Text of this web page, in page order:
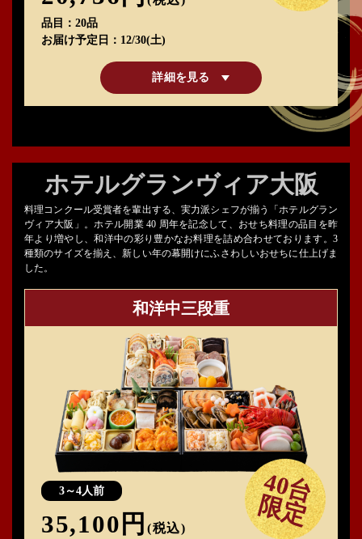
品目
20品
お届け予定日
12/30(土)
詳細を見る
ホテルグランヴィア大阪
料理コンクール受賞者を輩出する、実力派シェフが揃う「ホテルグラン
ヴィア大阪」。ホテル開業 40 周年を記念して、おせち料理の品目を昨
年より増やし、和洋中の彩り豊かなお料理を詰め合わせております。3
種類のサイズを揃え、新しい年の幕開けにふさわしいおせちに仕上げま
した。
40台
限定
和洋中三段重
3～4人前
35,100円 (税込)